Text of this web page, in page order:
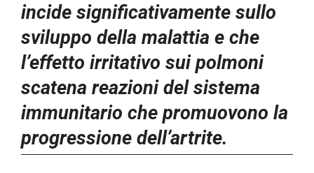
incide significativamente sullo
sviluppo della malattia e che
l’effetto irritativo sui polmoni
scatena reazioni del sistema
immunitario che promuovono la
progressione dell’artrite.